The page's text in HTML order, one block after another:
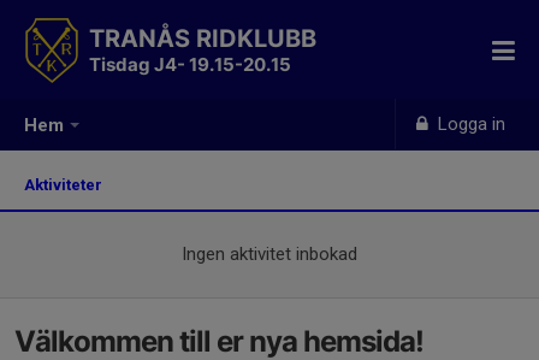
Hem Logga in
TRANÅS RIDKLUBB
Tisdag J4- 19.15-20.15
Aktiviteter
Ingen aktivitet inbokad
Välkommen till er nya hemsida!